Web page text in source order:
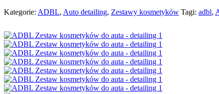
Kategorie: ADBL, Auto detailing, Zestawy kosmetyków Tagi: adbl,